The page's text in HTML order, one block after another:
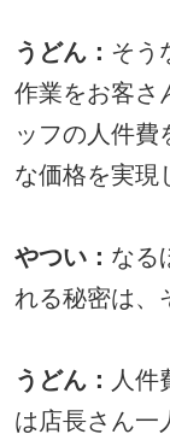
うどん： そう
作業をお客さ
ッフの人件
な価格を実現
やつい： なる
れる秘密は、
うどん： 人件
は店長さん一